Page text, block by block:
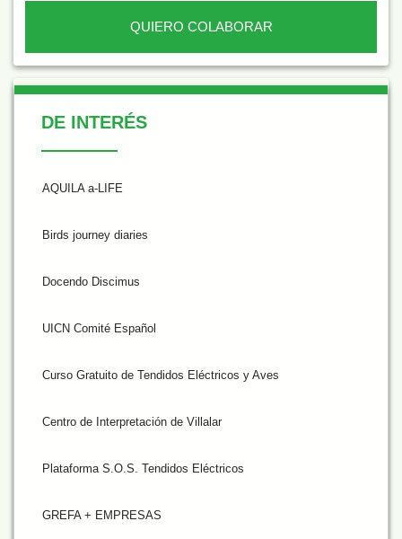
QUIERO COLABORAR
De Interés
DE INTERÉS
AQUILA a-LIFE
Birds journey diaries
Docendo Discimus
UICN Comité Español
Curso Gratuito de Tendidos Eléctricos y Aves
Centro de Interpretación de Villalar
Plataforma S.O.S. Tendidos Eléctricos
GREFA + EMPRESAS